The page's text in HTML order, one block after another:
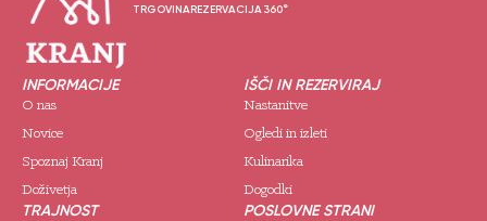
TRGOVINAREZERVACIJA360°
INFORMACIJE
O nas
Novice
Spoznaj Kranj
Doživetja
IŠČI IN REZERVIRAJ
Nastanitve
Ogledi in izleti
Kulinarika
Dogodki
TRAJNOST POSLOVNE STRANI